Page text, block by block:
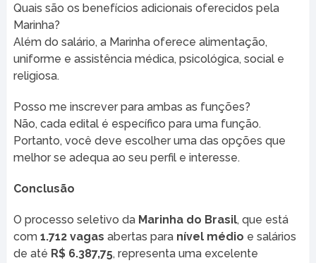
Quais são os benefícios adicionais oferecidos pela
Marinha?
Além do salário, a Marinha oferece alimentação,
uniforme e assistência médica, psicológica, social e
religiosa.
Posso me inscrever para ambas as funções?
Não, cada edital é específico para uma função.
Portanto, você deve escolher uma das opções que
melhor se adequa ao seu perfil e interesse.
Conclusão
O processo seletivo da Marinha do Brasil, que está
com 1.712 vagas abertas para nível médio e salários
de até R$ 6.387,75, representa uma excelente